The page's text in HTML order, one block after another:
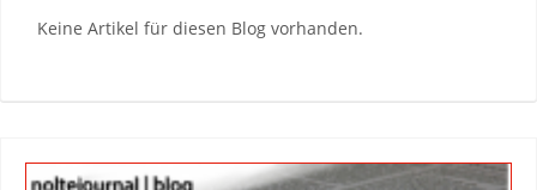
Keine Artikel für diesen Blog vorhanden.